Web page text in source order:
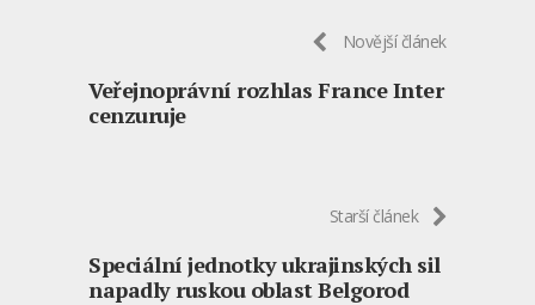
Novější článek
Veřejnoprávní rozhlas France Inter
cenzuruje
Starší článek
Speciální jednotky ukrajinských sil
napadly ruskou oblast Belgorod